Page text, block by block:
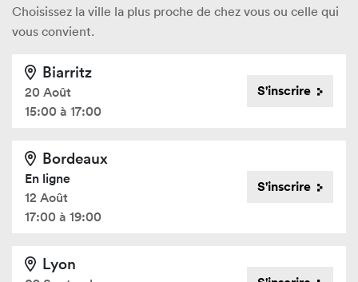
Choisissez la ville la plus proche de chez vous ou celle qui
vous convient.
Biarritz
20 Août
15:00 à 17:00
S'inscrire
Bordeaux
En ligne
12 Août
17:00 à 19:00
S'inscrire
Lyon